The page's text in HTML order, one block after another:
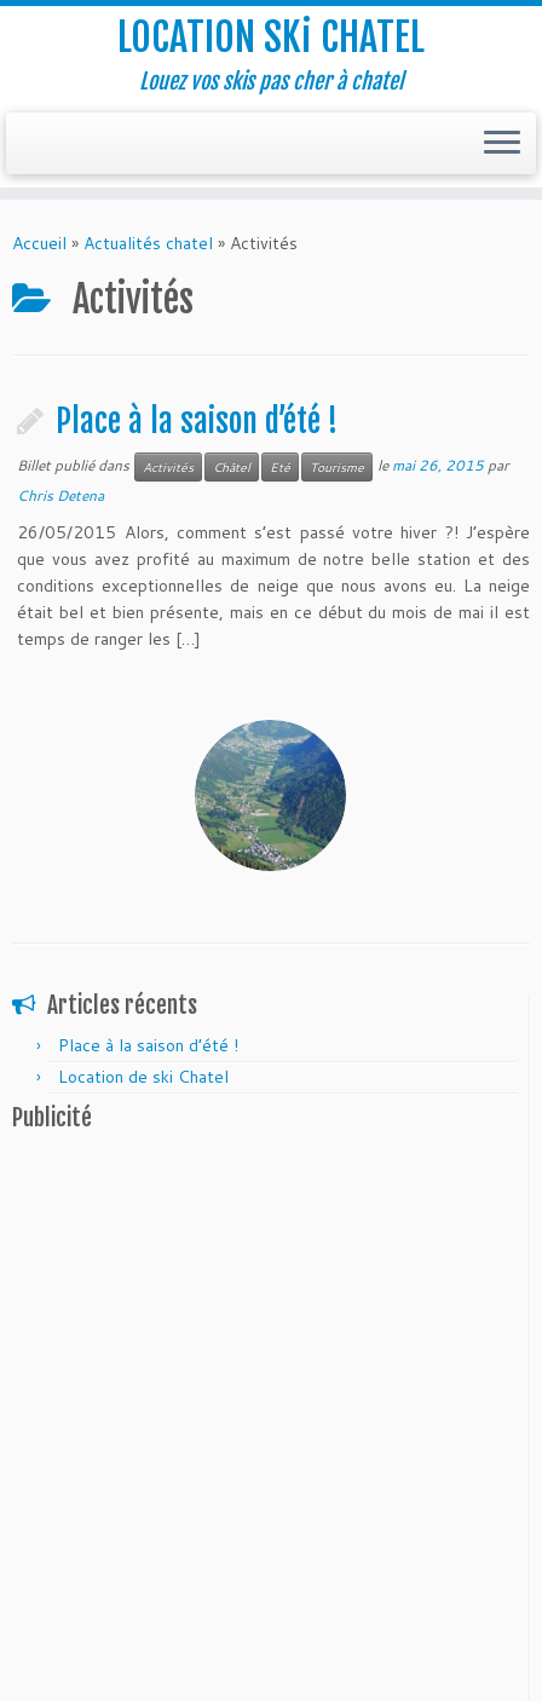
LOCATION SKi CHATEL
Louez vos skis pas cher à chatel
Accueil » Actualités chatel » Activités
Activités
Place à la saison d’été !
Billet publié dans Activités Châtel Eté Tourisme lemai 26, 2015 par
Chris Detena
26/05/2015 Alors, comment s’est passé votre hiver ?! J’espère
que vous avez profité au maximum de notre belle station et des
conditions exceptionnelles de neige que nous avons eu. La neige
était bel et bien présente, mais en ce début du mois de mai il est
temps de ranger les […]
Articles récents
Place à la saison d’été !
Location de ski Chatel
Publicité